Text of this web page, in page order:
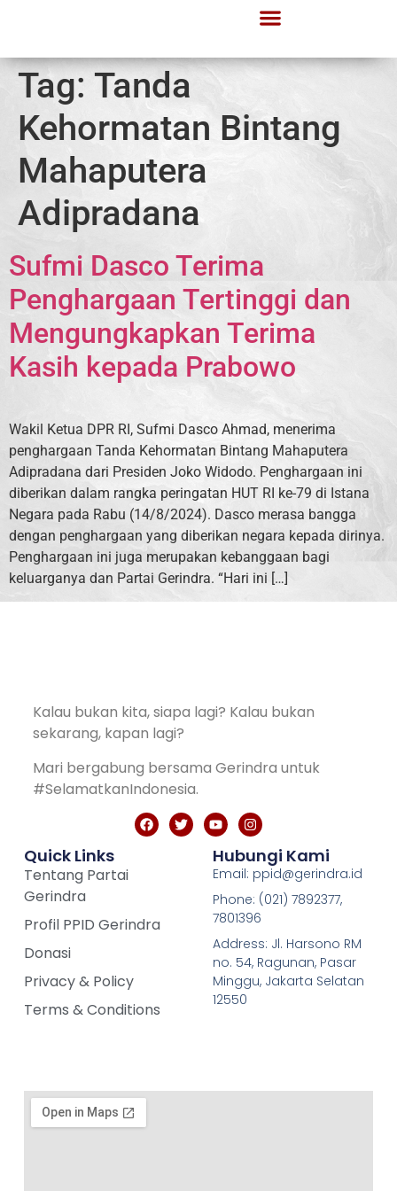
Tag: Tanda
Kehormatan Bintang
Mahaputera
Adipradana
Sufmi Dasco Terima
Penghargaan Tertinggi dan
Mengungkapkan Terima
Kasih kepada Prabowo
Wakil Ketua DPR RI, Sufmi Dasco Ahmad, menerima
penghargaan Tanda Kehormatan Bintang Mahaputera
Adipradana dari Presiden Joko Widodo. Penghargaan ini
diberikan dalam rangka peringatan HUT RI ke-79 di Istana
Negara pada Rabu (14/8/2024). Dasco merasa bangga
dengan penghargaan yang diberikan negara kepada dirinya.
Penghargaan ini juga merupakan kebanggaan bagi
keluarganya dan Partai Gerindra. “Hari ini […]
Kalau bukan kita, siapa lagi? Kalau bukan
sekarang, kapan lagi?
Mari bergabung bersama Gerindra untuk
#SelamatkanIndonesia.
Quick Links
Tentang Partai
Gerindra
Profil PPID Gerindra
Donasi
Privacy & Policy
Terms & Conditions
Hubungi Kami
Email: ppid@gerindra.id
Phone: (021) 7892377,
7801396
Address: Jl. Harsono RM
no. 54, Ragunan, Pasar
Minggu, Jakarta Selatan
12550